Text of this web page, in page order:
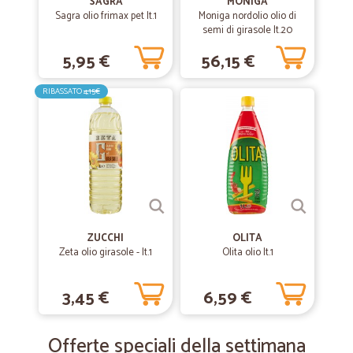
27/01/2020
—Gianfranco N.
Ottimo servizio veloce e ben protetto…
Ottimo servizio veloce e ben protetto il prodotto
—Teresa D.
Ottimo servizio
Puntuali,gentili, servizio eccellente.
—
Ottimo servizio
molto soddisfatta, prodotti ottimi e freschi. Comodità e cortesia per
chi non ha tempo per fare spesa, o per chi non può muoversi per
salute o altro-
Sagra olio frimax pet lt.1
5,95 €
Moniga nordolio olio di
semi di girasole lt.20
56,15 €
RIBASSATO4,15€
ZUCCHI
Zeta olio girasole - lt.1
3,45 €
OLITA
Olita olio lt.1
6,59 €